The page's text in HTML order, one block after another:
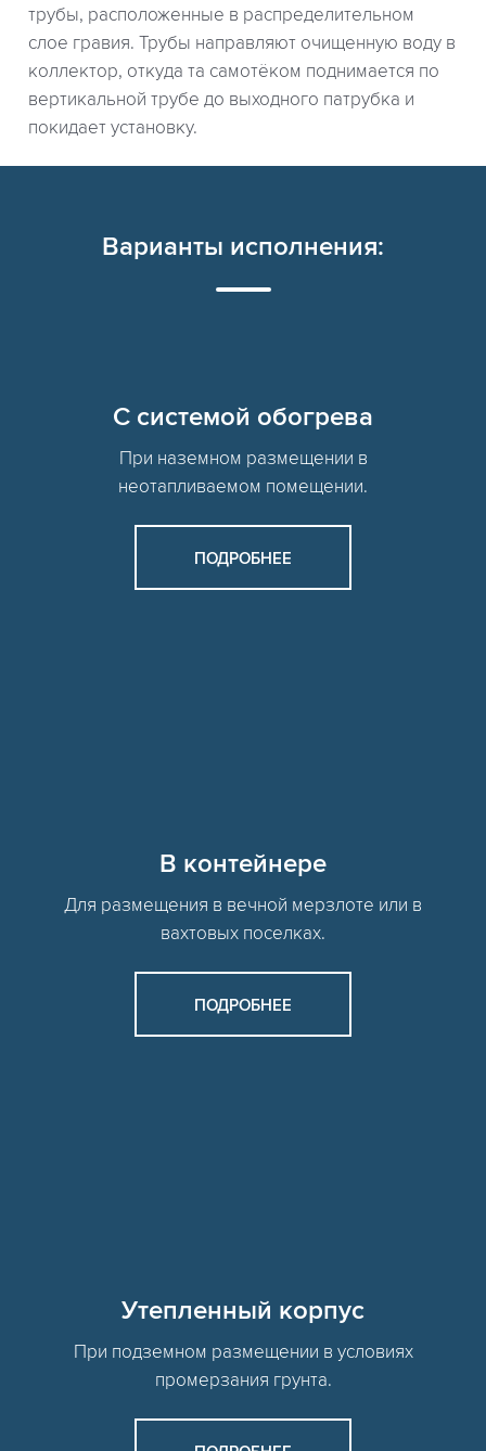
трубы, расположенные в распределительном
слое гравия. Трубы направляют очищенную воду в
коллектор, откуда та самотёком поднимается по
вертикальной трубе до выходного патрубка и
покидает установку.
Варианты исполнения:
C системой обогрева
При наземном размещении в
неотапливаемом помещении.
ПОДРОБНЕЕ
В контейнере
Для размещения в вечной мерзлоте или в
вахтовых поселках.
ПОДРОБНЕЕ
Утепленный корпус
При подземном размещении в условиях
промерзания грунта.